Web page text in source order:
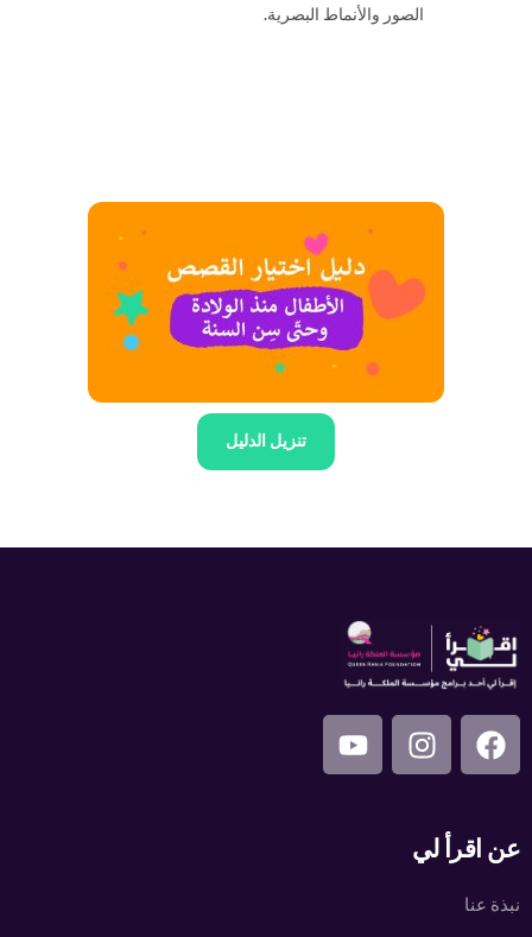
الصور والأنماط البصرية.
تنزيل الدليل
عن اقرأ لي
نبذة عنا